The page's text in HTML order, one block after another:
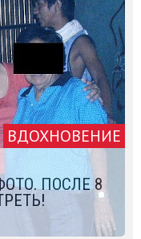
ВДОХНОВЕНИЕ
ПОСЛЕ 8